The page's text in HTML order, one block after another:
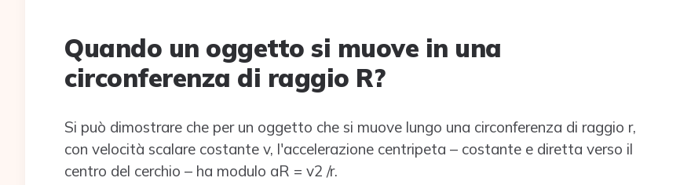
Quando un oggetto si muove in una
circonferenza di raggio R?
Si può dimostrare che per un oggetto che si muove lungo una circonferenza di raggio r,
con velocità scalare costante v, l'accelerazione centripeta – costante e diretta verso il
centro del cerchio – ha modulo aR = v2 /r.